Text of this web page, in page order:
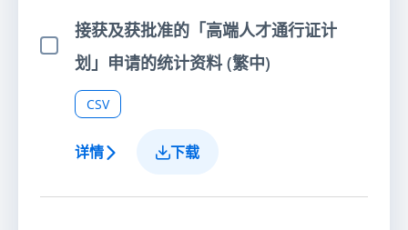
选择项目
接获及获批准的「高端人才通行证计
划」申请的统计资料 (繁中)
CSV
详情 下载